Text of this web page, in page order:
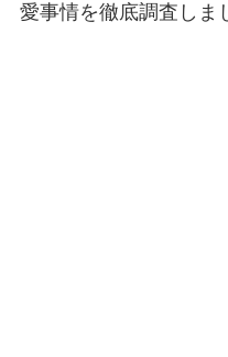
愛事情を徹底調査しま